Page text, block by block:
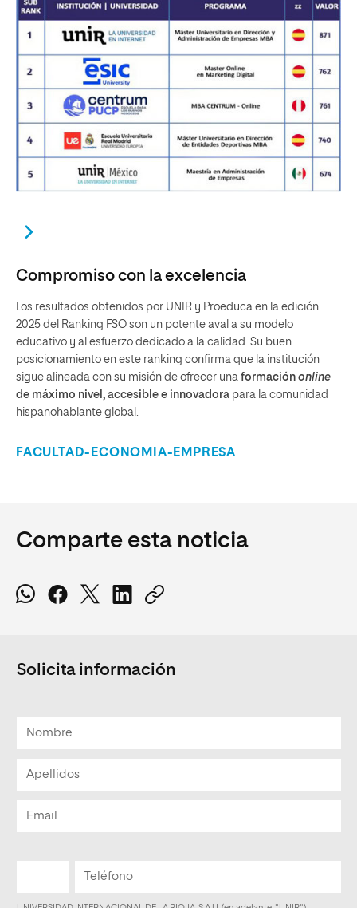
Compromiso con la excelencia
Los resultados obtenidos por UNIR y Proeduca en la edición
2025 del Ranking FSO son un potente aval a su modelo
educativo y al esfuerzo dedicado a la calidad. Su buen
posicionamiento en este ranking confirma que la institución
sigue alineada con su misión de ofrecer una formación online
de máximo nivel, accesible e innovadora para la comunidad
hispanohablante global.
FACULTAD-ECONOMIA-EMPRESA
Comparte esta noticia
Solicita información